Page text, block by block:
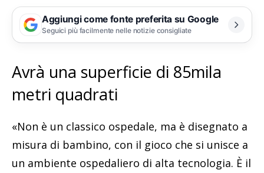
Aggiungi come fonte preferita su Google
Seguici più facilmente nelle notizie consigliate
Avrà una superficie di 85mila
metri quadrati
«Non è un classico ospedale, ma è disegnato a
misura di bambino, con il gioco che si unisce a
un ambiente ospedaliero di alta tecnologia. È il